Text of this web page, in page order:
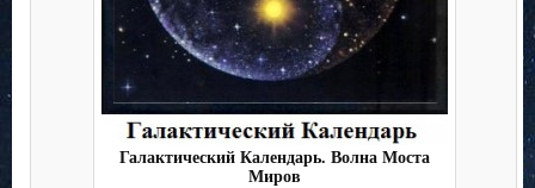
Галактический Календарь. Волна Моста
Миров